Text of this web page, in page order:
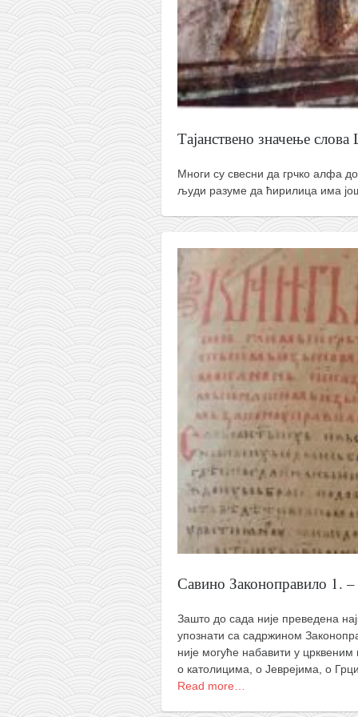
галерија клуба
чланарина
контакт
бесплатна е-књига
термини тренинга
моја прича
моја прича
фотке
контакт
Тајанствено значење
Многи су свесни да грчко алфа
људи разуме да ћирилица има
Савино Законоправило 1. –
Зашто до сада није преведена
упознати са садржином
није могуће набавити у
о католицима, о Јеврејима, о
Read more…